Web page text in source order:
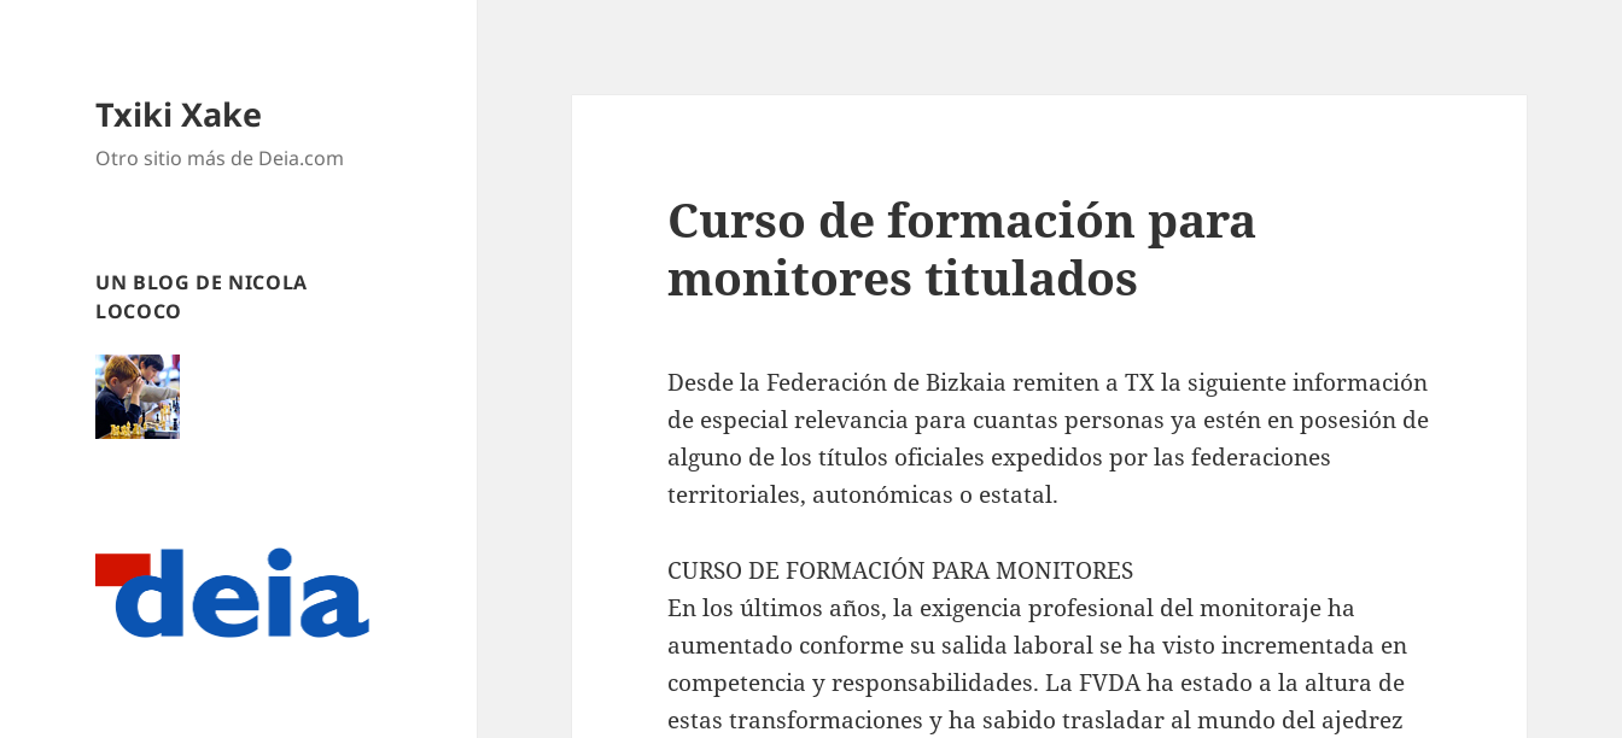
Txiki Xake
Otro sitio más de Deia.com
UN BLOG DE NICOLA
LOCOCO
Curso de formación para
monitores titulados
Desde la Federación de Bizkaia remiten a TX la siguiente información
de especial relevancia para cuantas personas ya estén en posesión de
alguno de los títulos oficiales expedidos por las federaciones
territoriales, autonómicas o estatal.
CURSO DE FORMACIÓN PARA MONITORES
En los últimos años, la exigencia profesional del monitoraje ha
aumentado conforme su salida laboral se ha visto incrementada en
competencia y responsabilidades. La FVDA ha estado a la altura de
estas transformaciones y ha sabido trasladar al mundo del ajedrez